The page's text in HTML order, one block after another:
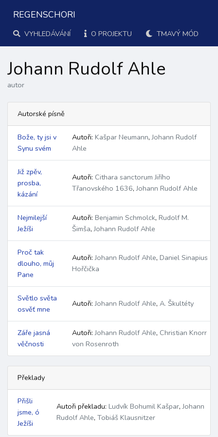
REGENSCHORI
VYHLEDÁVÁNÍ O PROJEKTU TMAVÝ MÓD
Johann Rudolf Ahle
autor
Autorské písně
Bože, ty jsi v
Synu svém
Autoři: Kašpar Neumann, Johann Rudolf
Ahle
Již zpěv,
prosba,
kázání
Autoři: Cithara sanctorum Jiřího
Třanovského 1636, Johann Rudolf Ahle
Nejmilejší
Ježíši
Autoři: Benjamin Schmolck, Rudolf M.
Šimša, Johann Rudolf Ahle
Proč tak
dlouho, můj
Pane
Autoři: Johann Rudolf Ahle, Daniel Sinapius
Hořčička
Světlo světa
osvěť mne
Autoři: Johann Rudolf Ahle, A. Škultéty
Záře jasná
věčnosti
Autoři: Johann Rudolf Ahle, Christian Knorr
von Rosenroth
Překlady
Přišli
jsme, ó
Ježíši
Autoři překladu: Ludvík Bohumil Kašpar, Johann
Rudolf Ahle, Tobiáš Klausnitzer